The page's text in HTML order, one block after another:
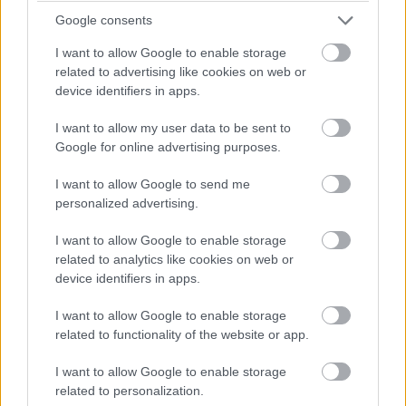
Google consents
I want to allow Google to enable storage
related to advertising like cookies on web or
device identifiers in apps.
I want to allow my user data to be sent to
Google for online advertising purposes.
I want to allow Google to send me
personalized advertising.
I want to allow Google to enable storage
related to analytics like cookies on web or
device identifiers in apps.
I want to allow Google to enable storage
related to functionality of the website or app.
I want to allow Google to enable storage
related to personalization.
Gyakorlatilag egy komplett házi stúdió
összerámolható egy weboldalra kattintva.
Erősen időrabló kísérlet, mi szóltunk!
AR Synth néven érhető el a Google kiterjesztett
a különlegessége, hogy öt ikonikus szintetizátorból
varázsolhatunk egykettőre synthwave koncertet
magunknak, hanem az, hogy mindezt akár AR-ben is
megtehetjük - már ha megvan az ehhez kompatibilis
Android-eszközünk, azon pedig a
Az AR Synth más mobilokról vagy asztali gépekről,
böngészőn keresztül fekete-fehér négyzetrácsos 3D
módban is kipróbálható. A lényeg, hogy bárhogyan is